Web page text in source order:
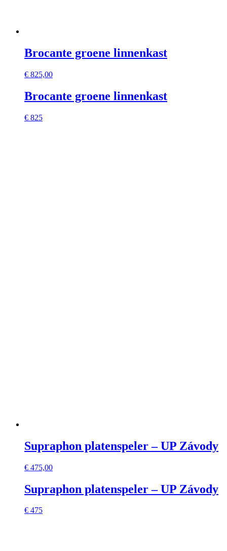
Brocante groene linnenkast
€ 825,00
Brocante groene linnenkast
€ 825
Supraphon platenspeler – UP Závody
€ 475,00
Supraphon platenspeler – UP Závody
€ 475